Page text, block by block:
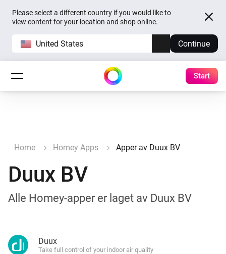
Please select a different country if you would like to
view content for your location and shop online.
United States Continue
Start
Home Homey Apps Apper av Duux BV
Duux BV
Alle Homey-apper er laget av Duux BV
Duux
Take full control of your indoor air quality